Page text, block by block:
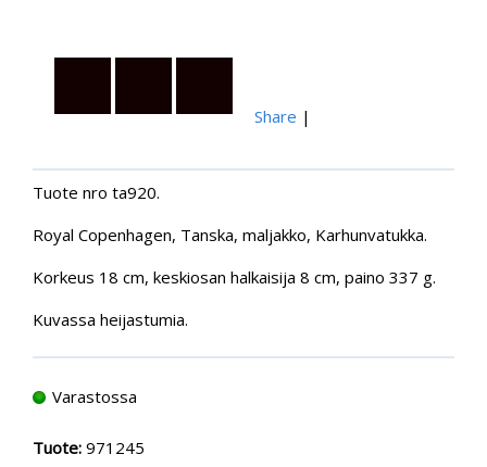
Share |
Tuote nro ta920.
Royal Copenhagen, Tanska, maljakko, Karhunvatukka.
Korkeus 18 cm, keskiosan halkaisija 8 cm, paino 337 g.
Kuvassa heijastumia.
Varastossa
Tuote: 971245